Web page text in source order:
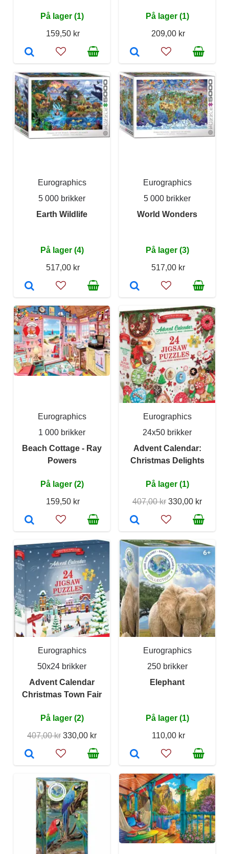
På lager (1)
159,50 kr
På lager (1)
209,00 kr
Eurographics
5 000 brikker
Earth Wildlife
På lager (4)
517,00 kr
Eurographics
5 000 brikker
World Wonders
På lager (3)
517,00 kr
Eurographics
1 000 brikker
Beach Cottage - Ray
Powers
På lager (2)
159,50 kr
Eurographics
24x50 brikker
Advent Calendar:
Christmas Delights
På lager (1)
407,00 kr 330,00 kr
Eurographics
50x24 brikker
Advent Calendar
Christmas Town Fair
På lager (2)
407,00 kr 330,00 kr
Eurographics
250 brikker
Elephant
På lager (1)
110,00 kr